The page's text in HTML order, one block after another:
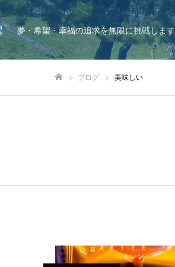
夢・希望・幸福の追求を無限に挑戦します
ブログ 美味しい